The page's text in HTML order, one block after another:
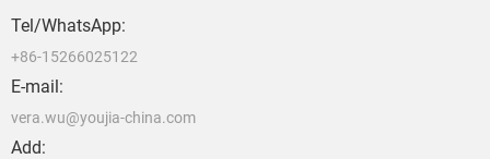
Tel/WhatsApp:
+86-15266025122
E-mail:
vera.wu@youjia-china.com
Add: